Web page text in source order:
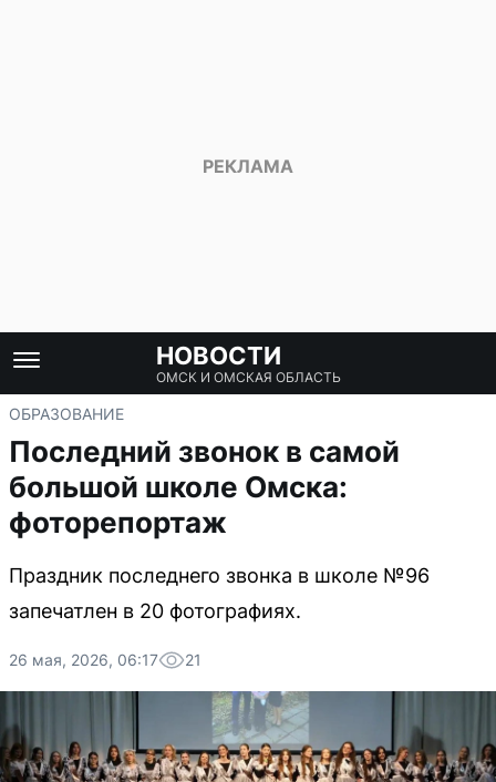
НОВОСТИ
ОМСК И ОМСКАЯ ОБЛАСТЬ
ОБРАЗОВАНИЕ
Последний звонок в самой
большой школе Омска:
фоторепортаж
Праздник последнего звонка в школе №96
запечатлен в 20 фотографиях.
26 мая, 2026, 06:17 21